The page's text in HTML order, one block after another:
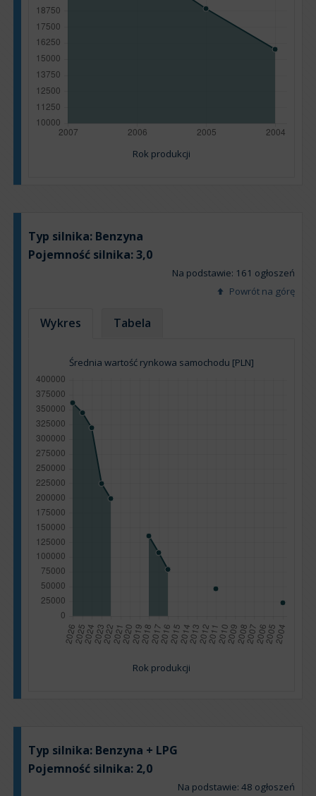
Rok produkcji
Typ silnika: Benzyna
Pojemność silnika:3,0
Na podstawie: 161 ogłoszeń
Powrót na górę
Wykres Tabela
Średnia wartość rynkowa samochodu [PLN]
Rok produkcji
Typ silnika: Benzyna + LPG
Pojemność silnika: 2,0
Na podstawie: 48 ogłoszeń